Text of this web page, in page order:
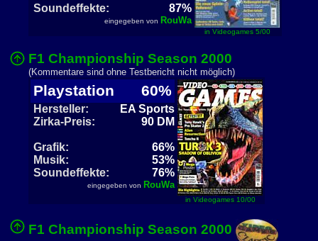
Soundeffekte:
87%
eingegeben von RouWa
in Videogames 5/00
F1 Championship Season 2000
(Kommentare sind ohne Testbericht nicht möglich)
Playstation 60%
Hersteller:
EA Sports
Zirka-Preis:
90 DM
Grafik:
66%
Musik:
53%
Soundeffekte:
76%
eingegeben von RouWa
in Videogames 10/00
F1 Championship Season 2000